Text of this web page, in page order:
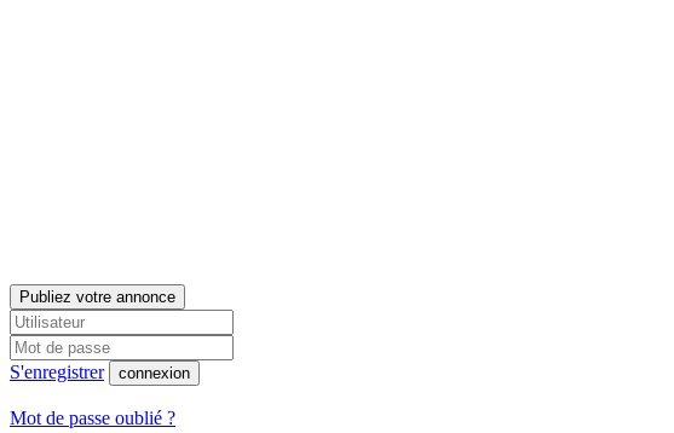
Publiez votre annonce
S'enregistrer connexion
Mot de passe oublié ?